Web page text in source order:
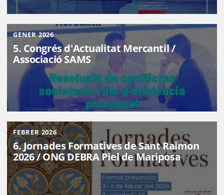
GENER 2026
5. Congrés d'Actualitat Mercantil /
Associació SAMS
FEBRER 2026
6. Jornades Formatives de Sant Raimon
2026 / ONG DEBRA Piel de Mariposa